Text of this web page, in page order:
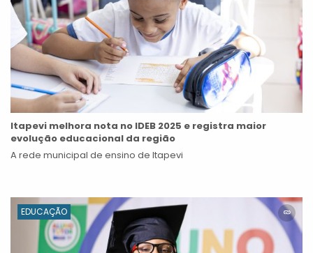
Itapevi melhora nota no IDEB 2025 e registra maior
evolução educacional da região
A rede municipal de ensino de Itapevi
EDUCAÇÃO